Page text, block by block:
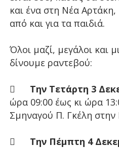
και ένα στη Νέα
από και για τα παιδιά.
Όλοι μαζί, μεγάλοι και
δίνουμε ραντεβού:
 Την Τετάρτη 3
ώρα 09:00 έως κι ώρα
Σμηναγού Π. Γκέλη στην
 Την Πέμπτη 4